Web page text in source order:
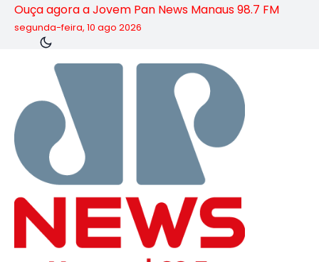
Ouça agora a Jovem Pan News Manaus 98.7 FM
segunda-feira, 10 ago 2026